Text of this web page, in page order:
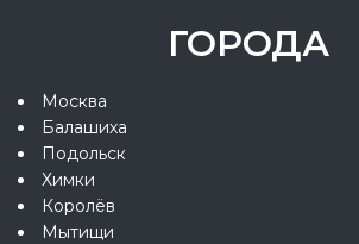
ГОРОДА
Москва
Балашиха
Подольск
Химки
Королёв
Мытищи